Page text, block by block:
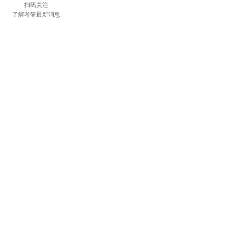
扫码关注
了解考研最新消息